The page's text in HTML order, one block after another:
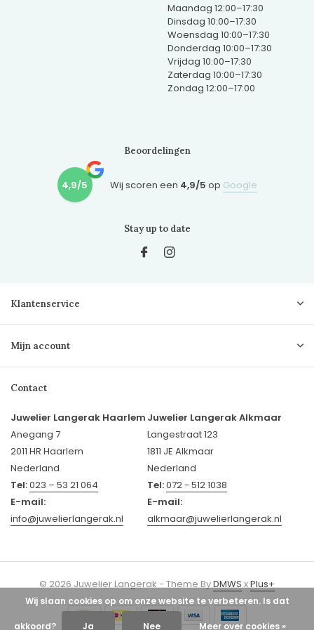
Maandag 12:00–17:30
Dinsdag 10:00–17:30
Woensdag 10:00–17:30
Donderdag 10:00–17:30
Vrijdag 10:00–17:30
Zaterdag 10:00–17:30
Zondag 12:00–17:00
Beoordelingen
4,9/5 Wij scoren een 4,9/5 op Google
Stay up to date
Klantenservice
Mijn account
Contact
Juwelier Langerak Haarlem
Anegang 7
2011 HR Haarlem
Nederland
Tel:023 – 53 21 064
E-mail:
info@juwelierlangerak.nl
Juwelier Langerak Alkmaar
Langestraat 123
1811 JE Alkmaar
Nederland
Tel:072 - 512 1038
E-mail:
alkmaar@juwelierlangerak.nl
© 2026 Juwelier Langerak - Theme ByDMWSxPlus+
Wij slaan cookies op om onze website te verbeteren. Is dat
akkoord? Ja Nee Meer over cookies »